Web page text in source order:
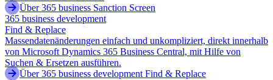
Über 365 business Sanction Screen
365 business development
Find & Replace
Massendatenänderungen einfach und unkompliziert, direkt innerhalb
von Microsoft Dynamics 365 Business Central, mit Hilfe von
Suchen & Ersetzen ausführen.
Über 365 business development Find & Replace